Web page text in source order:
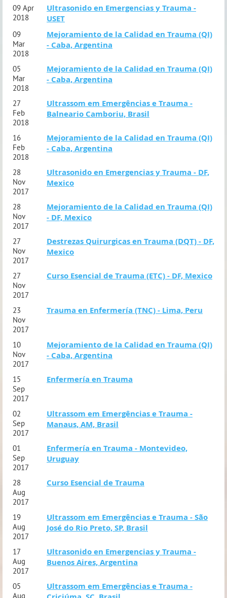
09 Apr
2018
Ultrasonido en Emergencias y Trauma -
USET
09
Mar
2018
Mejoramiento de la Calidad en Trauma (QI)
- Caba, Argentina
05
Mar
2018
Mejoramiento de la Calidad en Trauma (QI)
- Caba, Argentina
27
Feb
2018
Ultrassom em Emergências e Trauma -
Balneario Camboriu, Brasil
16
Feb
2018
Mejoramiento de la Calidad en Trauma (QI)
- Caba, Argentina
28
Nov
2017
Ultrasonido en Emergencias y Trauma - DF,
Mexico
28
Nov
2017
Mejoramiento de la Calidad en Trauma (QI)
- DF, Mexico
27
Nov
2017
Destrezas Quirurgicas en Trauma (DQT) - DF,
Mexico
27
Nov
2017
Curso Esencial de Trauma (ETC) - DF, Mexico
23
Nov
2017
Trauma en Enfermería (TNC) - Lima, Peru
10
Nov
2017
Mejoramiento de la Calidad en Trauma (QI)
- Caba, Argentina
15
Sep
2017
Enfermería en Trauma
02
Sep
2017
Ultrassom em Emergências e Trauma -
Manaus, AM, Brasil
01
Sep
2017
Enfermería en Trauma - Montevideo,
Uruguay
28
Aug
2017
Curso Esencial de Trauma
19
Aug
2017
Ultrassom em Emergências e Trauma - São
José do Rio Preto, SP, Brasil
17
Aug
2017
Ultrasonido en Emergencias y Trauma -
Buenos Aires, Argentina
05
Aug
Ultrassom em Emergências e Trauma -